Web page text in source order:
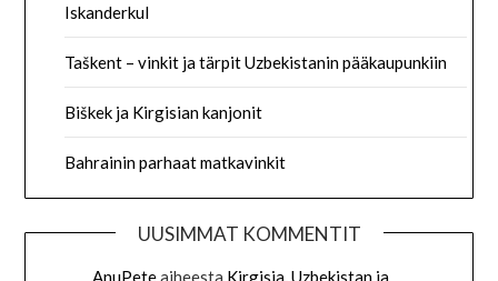
Iskanderkul
Taškent – vinkit ja tärpit Uzbekistanin pääkaupunkiin
Biškek ja Kirgisian kanjonit
Bahrainin parhaat matkavinkit
UUSIMMAT KOMMENTIT